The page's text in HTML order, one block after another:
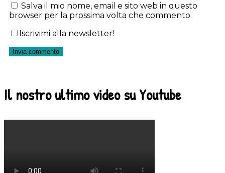
Salva il mio nome, email e sito web in questo
browser per la prossima volta che commento.
Iscrivimi alla newsletter!
Il nostro ultimo video su Youtube